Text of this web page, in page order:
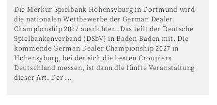
Die Merkur Spielbank Hohensyburg in Dortmund wird
die nationalen Wettbewerbe der German Dealer
Championship 2027 ausrichten. Das teilt der Deutsche
Spielbankenverband (DSbV) in Baden-Baden mit. Die
kommende German Dealer Championship 2027 in
Hohensyburg, bei der sich die besten Croupiers
Deutschland messen, ist dann die fünfte Veranstaltung
dieser Art. Der ...